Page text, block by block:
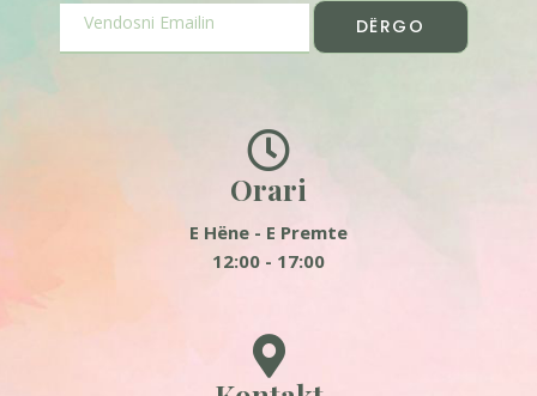
DËRGO
Orari
E Hëne - E Premte
12:00 - 17:00